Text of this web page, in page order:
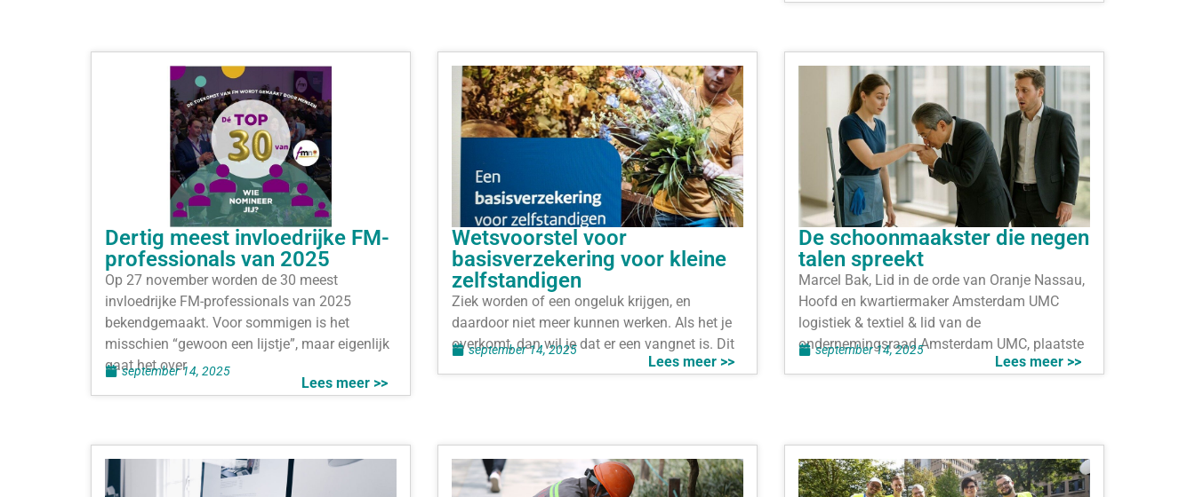
Dertig meest invloedrijke FM-
professionals van 2025
Op 27 november worden de 30 meest
invloedrijke FM-professionals van 2025
bekendgemaakt. Voor sommigen is het
misschien “gewoon een lijstje”, maar eigenlijk
gaat het over
Lees meer >>
september 14, 2025
Wetsvoorstel voor
basisverzekering voor kleine
zelfstandigen
Ziek worden of een ongeluk krijgen, en
daardoor niet meer kunnen werken. Als het je
overkomt, dan wil je dat er een vangnet is. Dit
Lees meer >>
september 14, 2025
De schoonmaakster die negen
talen spreekt
Marcel Bak, Lid in de orde van Oranje Nassau,
Hoofd en kwartiermaker Amsterdam UMC
logistiek & textiel & lid van de
ondernemingsraad Amsterdam UMC, plaatste
Lees meer >>
september 14, 2025